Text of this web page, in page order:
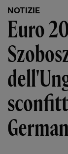
NOTIZIE
Euro